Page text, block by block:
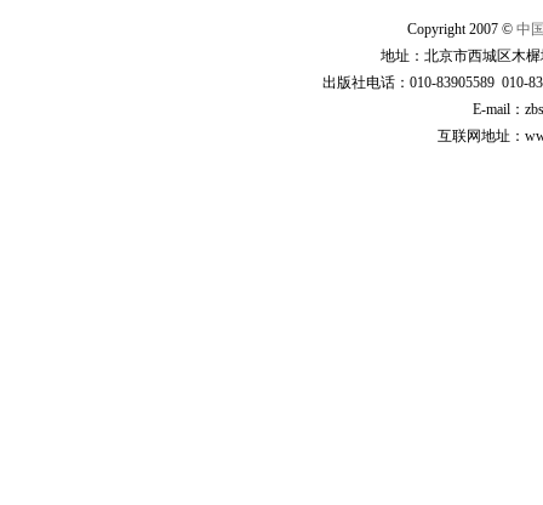
Copyright 2007 © 中
地址：北京市西城区木
出版社电话：010-83905589 010-
E-mail：
互联网地址：